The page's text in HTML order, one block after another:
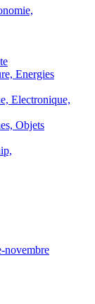
Energies
Electronique,
Objets
novembre